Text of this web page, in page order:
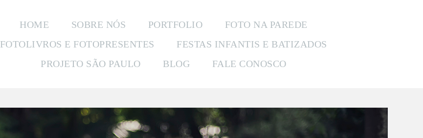
HOME SOBRE NÓS PORTFOLIO
FOTO NA PAREDE
FOTOLIVROS E FOTOPRESENTES
FESTAS INFANTIS E BATIZADOS
PROJETO SÃO PAULO
BLOG FALE CONOSCO